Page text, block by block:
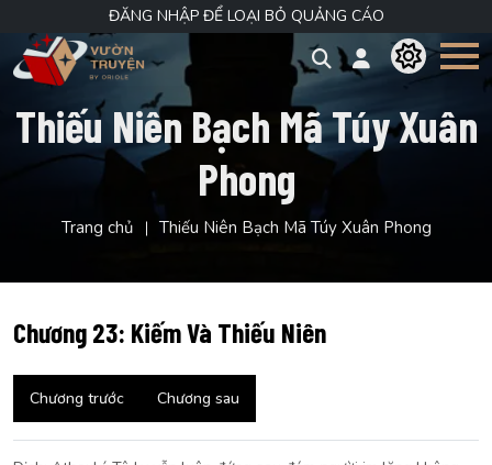
ĐĂNG NHẬP ĐỂ LOẠI BỎ QUẢNG CÁO
Thiếu Niên Bạch Mã Túy Xuân
Phong
Trang chủ Thiếu Niên Bạch Mã Túy Xuân Phong
Chương 23: Kiếm Và Thiếu Niên
Chương trước Chương sau